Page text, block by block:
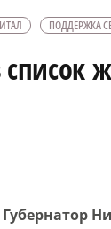
ПОДДЕРЖКА
Губернатор